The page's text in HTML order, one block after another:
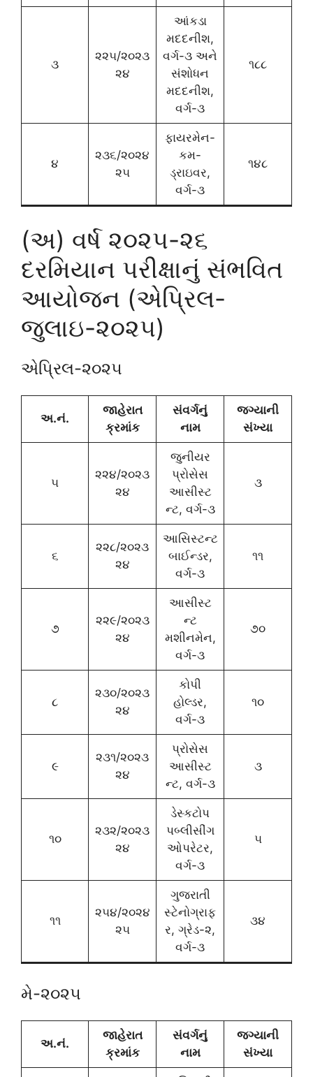
૩
૨૨૫/૨૦૨૩
૨૪
આંકડા
મદદનીશ,
વર્ગ-૩ અને
સંશોધન
મદદનીશ,
વર્ગ-૩
૧૮૮
૪
૨૩૬/૨૦૨૪
૨૫
ફાયરમેન-
કમ-
ડ્રાઇવર,
વર્ગ-૩
૧૪૮
(અ) વર્ષ ૨૦૨૫-૨૬
દરમિયાન પરીક્ષાનું સંભવિત
આયોજન (એપ્રિલ-
જુલાઇ-૨૦૨૫)
એપ્રિલ-૨૦૨૫
અ.નં.
જાહેરાત
ક્રમાંક
સંવર્ગનું
નામ
જગ્યાની
સંખ્યા
૫
૨૨૪/૨૦૨૩
૨૪
જુનીયર
પ્રોસેસ
આસીસ્ટ
ન્ટ, વર્ગ-૩
૩
૬
૨૨૮/૨૦૨૩
૨૪
આસિસ્ટન્ટ
બાઈન્ડર,
વર્ગ-૩
૧૧
૭
૨૨૯/૨૦૨૩
૨૪
આસીસ્ટ
ન્ટ
મશીનમેન,
વર્ગ-૩
૭૦
૮
૨૩૦/૨૦૨૩
૨૪
કોપી
હોલ્ડર,
વર્ગ-૩
૧૦
૯
૨૩૧/૨૦૨૩
૨૪
પ્રોસેસ
આસીસ્ટ
ન્ટ, વર્ગ-૩
૩
૧૦
૨૩૨/૨૦૨૩
૨૪
ડેસ્કટોપ
પબ્લીસીંગ
ઓપરેટર,
વર્ગ-૩
૫
૧૧
૨૫૪/૨૦૨૪
૨૫
ગુજરાતી
સ્ટેનોગ્રાફ
ર, ગ્રેડ-૨,
વર્ગ-૩
૩૪
મે-૨૦૨૫
અ.નં.
જાહેરાત
ક્રમાંક
સંવર્ગનું
નામ
જગ્યાની
સંખ્યા